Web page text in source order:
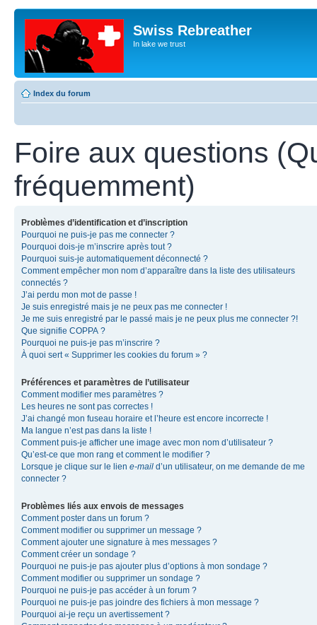
Swiss Rebreather
In lake we trust
Index du forum
Foire aux questions
fréquemment)
Problèmes d’identification et d’inscription
Pourquoi ne puis-je pas me connecter ?
Pourquoi dois-je m’inscrire après tout ?
Pourquoi suis-je automatiquement déconnecté ?
Comment empêcher mon nom d’apparaître dans la liste des utilisateurs
connectés ?
J’ai perdu mon mot de passe !
Je suis enregistré mais je ne peux pas me connecter !
Je me suis enregistré par le passé mais je ne peux plus me connecter ?!
Que signifie COPPA ?
Pourquoi ne puis-je pas m’inscrire ?
À quoi sert « Supprimer les cookies du forum » ?
Préférences et paramètres de l’utilisateur
Comment modifier mes paramètres ?
Les heures ne sont pas correctes !
J’ai changé mon fuseau horaire et l’heure est encore incorrecte !
Ma langue n’est pas dans la liste !
Comment puis-je afficher une image avec mon nom d’utilisateur ?
Qu’est-ce que mon rang et comment le modifier ?
Lorsque je clique sur le lien e-mail d’un utilisateur, on me demande de me
connecter ?
Problèmes liés aux envois de messages
Comment poster dans un forum ?
Comment modifier ou supprimer un message ?
Comment ajouter une signature à mes messages ?
Comment créer un sondage ?
Pourquoi ne puis-je pas ajouter plus d’options à mon sondage ?
Comment modifier ou supprimer un sondage ?
Pourquoi ne puis-je pas accéder à un forum ?
Pourquoi ne puis-je pas joindre des fichiers à mon message ?
Pourquoi ai-je reçu un avertissement ?